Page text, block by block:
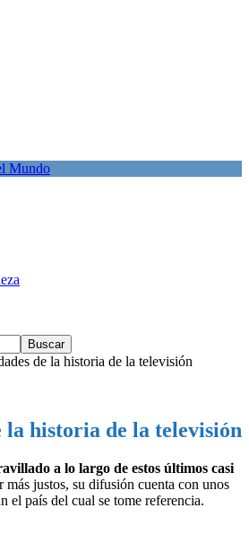
Mundo
de la historia de la televisión
la historia de la televisión
a lo largo de estos últimos casi
más justos, su difusión cuenta con unos
el país del cual se tome referencia.